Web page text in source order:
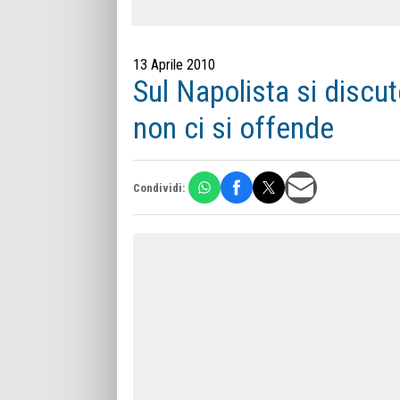
13 Aprile 2010
Sul Napolista si
non ci si offende
Condividi: